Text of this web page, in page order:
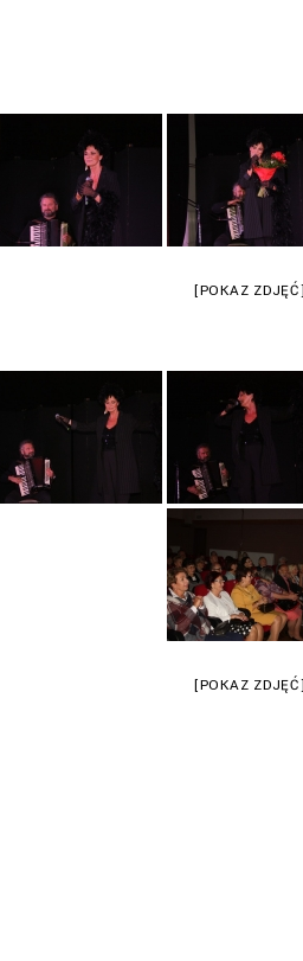
[POKAZ ZDJĘĆ]
[POKAZ ZDJĘĆ]